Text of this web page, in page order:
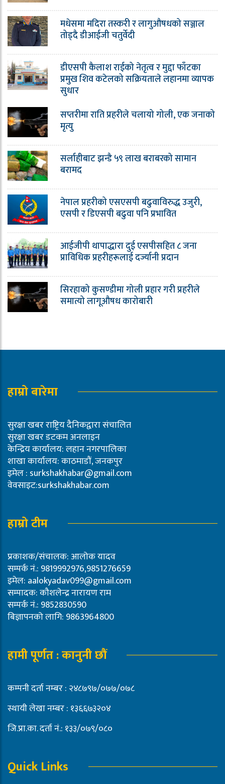
मधेसमा मदिरा तस्करी र लागुऔषधको सञ्जाल
तोड्दै डीआईजी चतुर्वेदी
डीएसपी कैलाश राईको नेतृत्व र मुद्दा फाँटका
प्रमुख शिव कटेलको सक्रियताले लहानमा व्यापक
सुधार
सप्तरीमा राति प्रहरीले चलायो गोली, एक जनाको
मृत्यु
सर्लाहीबाट झन्डै ५९ लाख बराबरको सामान
बरामद
नेपाल प्रहरीको एसएसपी बढुवाविरुद्ध उजुरी,
एसपी र डिएसपी बढुवा पनि प्रभावित
आईजीपी थापाद्धारा दुई एसपीसहित ८ जना
प्राविधिक प्रहरीहरूलाई दर्ज्यानी प्रदान
सिरहाको कुसण्डीमा गोली प्रहार गरी प्रहरीले
समात्यो लागूऔषध कारोबारी
हाम्रो बारेमा
सुरक्षा खबर राष्ट्रिय दैनिकद्वारा संचालित
सुरक्षा खबर डटकम अनलाइन
केन्द्रिय कार्यालय: लहान नगरपालिका
शाखा कार्यालय: काठमाडौं, जनकपुर
इमेल : surkshakhabar@gmail.com
वेवसाइट:surkshakhabar.com
हाम्रो टीम
प्रकाशक/संचालक: आलोक यादव
सम्पर्क नं.: 9819992976,9851276659
इमेल: aalokyadav099@gmail.com
सम्पादक: कौशलेन्द्र नारायण राम
सम्पर्क नं.: 9852830590
बिज्ञापनको लागि: 9863964800
हामी पूर्णत : कानुनी छौं
कम्पनी दर्ता नम्बर : २४८७९७/०७७/०७८
स्थायी लेखा नम्बर : १३६६७३२०४
जि.प्रा.का. दर्ता नं.: १३३/०७९/०८०
Quick Links